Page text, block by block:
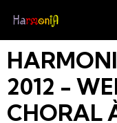
2012 -
CHORAL